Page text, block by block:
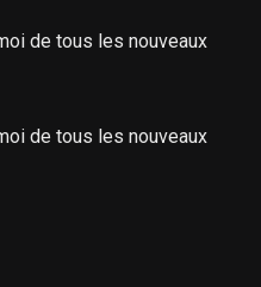
de tous les nouveaux
de tous les nouveaux